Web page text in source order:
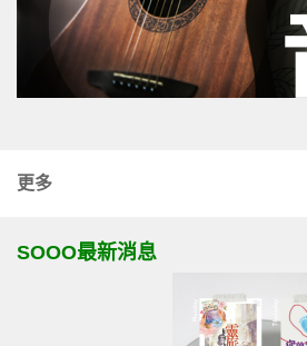
更多
SOOO最新消息